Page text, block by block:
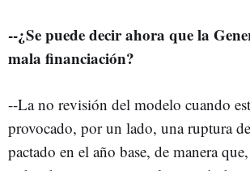
--¿Se puede decir ahora que la
mala financiación?
--La no revisión del modelo cuando
provocado, por un lado, una ruptura
pactado en el año base, de manera